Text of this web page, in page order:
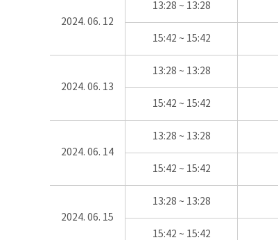
2024. 06. 12
13:28 ~ 13:28
15:42 ~ 15:42
2024. 06. 13
13:28 ~ 13:28
15:42 ~ 15:42
2024. 06. 14
13:28 ~ 13:28
15:42 ~ 15:42
2024. 06. 15
13:28 ~ 13:28
15:42 ~ 15:42